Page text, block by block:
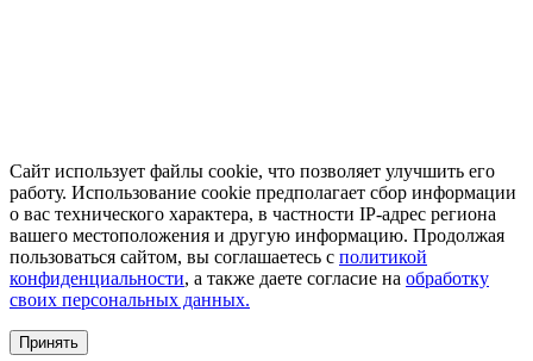
Сайт использует файлы cookie, что позволяет улучшить его
работу. Использование cookie предполагает сбор информации
о вас технического характера, в частности IP-адрес региона
вашего местоположения и другую информацию. Продолжая
пользоваться сайтом, вы соглашаетесь с политикой
конфиденциальности, а также даете согласие на обработку
своих персональных данных.
Принять